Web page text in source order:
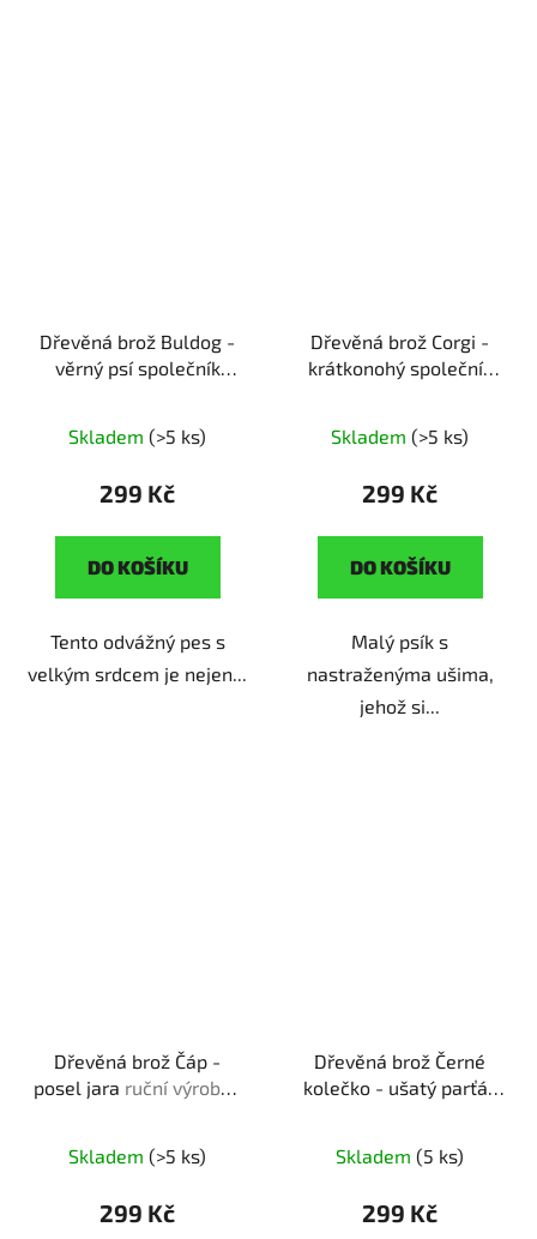
Dřevěná brož Buldog -
věrný psí společník
Skladem (>5 ks)
299 Kč
DO KOŠÍKU
Tento odvážný pes s
velkým srdcem je nejen...
Dřevěná brož Corgi -
krátkonohý společník
Skladem (>5 ks)
299 Kč
DO KOŠÍKU
Malý psík s
nastraženýma ušima,
jehož si...
Dřevěná brož Čáp -
posel jara ruční výroba |
Skladem (>5 ks)
299 Kč
Dřevěná brož Černé
kolečko - ušatý parťák
Skladem (5 ks)
299 Kč